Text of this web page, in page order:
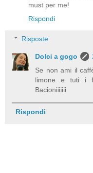
must per me!
Rispondi
Risposte
Dolci a gogo
Se non ami il
limone e tuti i
Bacioniiiiiii
Rispondi